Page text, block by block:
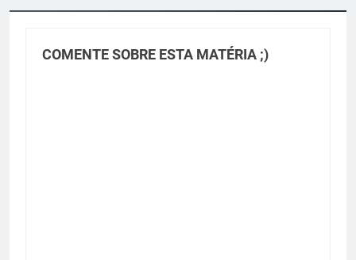
COMENTE SOBRE ESTA MATÉRIA ;)